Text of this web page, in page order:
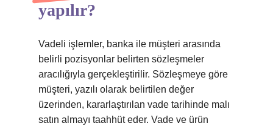
yapılır?
Vadeli işlemler, banka ile müşteri arasında
belirli pozisyonlar belirten sözleşmeler
aracılığıyla gerçekleştirilir. Sözleşmeye göre
müşteri, yazılı olarak belirtilen değer
üzerinden, kararlaştırılan vade tarihinde malı
satın almayı taahhüt eder. Vade ve ürün